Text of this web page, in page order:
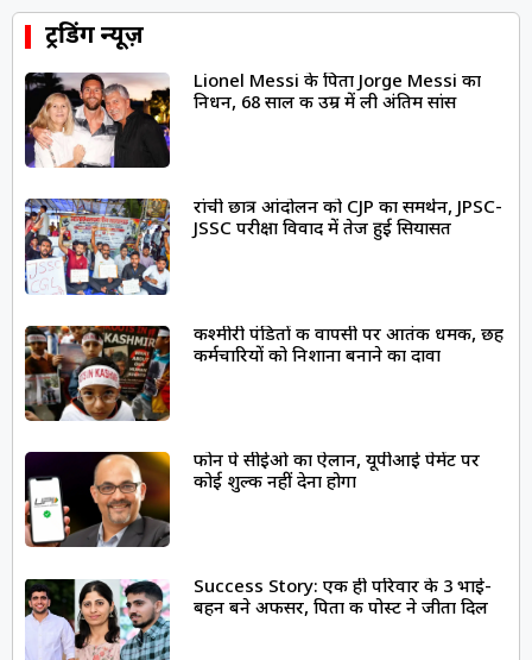
ट्रेंडिंग न्यूज़
Lionel Messi के पिता Jorge Messi का
निधन, 68 साल की उम्र में ली अंतिम सांस
रांची छात्र आंदोलन को CJP का समर्थन, JPSC-
JSSC परीक्षा विवाद में तेज हुई सियासत
कश्मीरी पंडितों की वापसी पर आतंकी धमकी, छह
कर्मचारियों को निशाना बनाने का दावा
फोन पे सीईओ का ऐलान, यूपीआई पेमेंट पर
कोई शुल्क नहीं देना होगा
Success Story: एक ही परिवार के 3 भाई-
बहन बने अफसर, पिता की पोस्ट ने जीता दिल